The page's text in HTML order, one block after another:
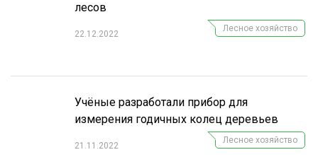
лесов
22.12.2022
Лесное хозяйство
Учёные разработали прибор для
измерения годичных колец деревьев
21.11.2022
Лесное хозяйство